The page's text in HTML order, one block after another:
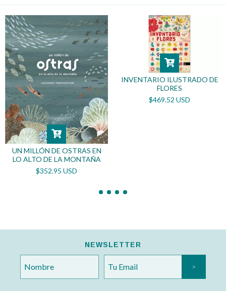
UN MILLÓN DE OSTRAS EN
LO ALTO DE LA MONTAÑA
$352.95 USD
INVENTARIO ILUSTRADO DE
FLORES
$469.52 USD
NEWSLETTER